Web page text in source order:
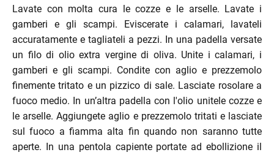
Lavate con molta cura le cozze e le arselle. Lavate i
gamberi e gli scampi. Eviscerate i calamari, lavateli
accuratamente e tagliateli a pezzi. In una padella versate
un filo di olio extra vergine di oliva. Unite i calamari, i
gamberi e gli scampi. Condite con aglio e prezzemolo
finemente tritato e un pizzico di sale. Lasciate rosolare a
fuoco medio. In un’altra padella con l'olio unitele cozze e
le arselle. Aggiungete aglio e prezzemolo tritati e lasciate
sul fuoco a fiamma alta fin quando non saranno tutte
aperte. In una pentola capiente portate ad ebollizione il